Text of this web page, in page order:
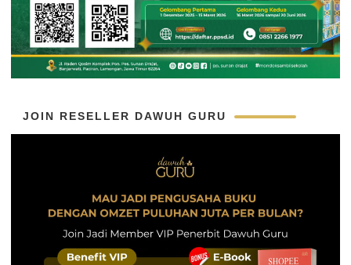
JOIN RESELLER DAWUH GURU